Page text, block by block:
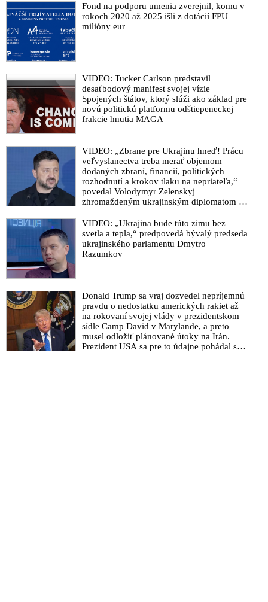
Fond na podporu umenia zverejnil, komu v
rokoch 2020 až 2025 išli z dotácií FPU
milióny eur
VIDEO: Tucker Carlson predstavil
desaťbodový manifest svojej vízie
Spojených štátov, ktorý slúži ako základ pre
novú politickú platformu odštiepeneckej
frakcie hnutia MAGA
VIDEO: „Zbrane pre Ukrajinu hneď! Prácu
veľvyslanectva treba merať objemom
dodaných zbraní, financií, politických
rozhodnutí a krokov tlaku na nepriateľa,“
povedal Volodymyr Zelenskyj
zhromaždeným ukrajinským diplomatom v
že USA Ukrajine nedodajú protiraketové
systémy Patriot
VIDEO: „Ukrajina bude túto zimu bez
svetla a tepla,“ predpovedá bývalý predseda
ukrajinského parlamentu Dmytro
Razumkov
Donald Trump sa vraj dozvedel nepríjemnú
pravdu o nedostatku amerických rakiet až
na rokovaní svojej vlády v prezidentskom
sídle Camp David v Marylande, a preto
musel odložiť plánované útoky na Irán.
Prezident USA sa pre to údajne pohádal so